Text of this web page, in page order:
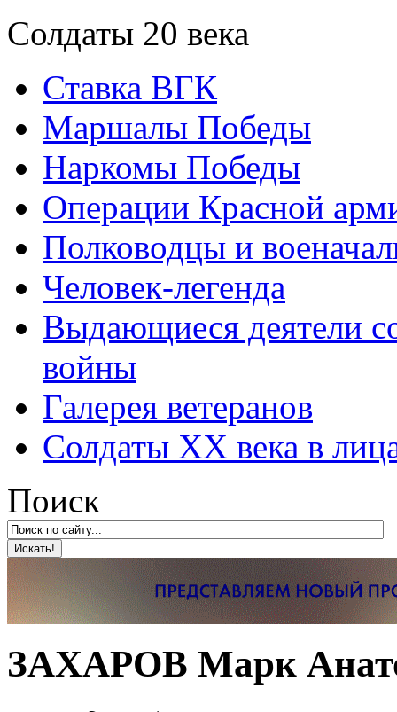
Солдаты 20 века
Ставка ВГК
Маршалы Победы
Наркомы Победы
Операции Красной
Полководцы и
Человек-легенда
Выдающиеся деятели
войны
Галерея ветеранов
Солдаты XX века в
Поиск
ЗАХАРОВ Марк